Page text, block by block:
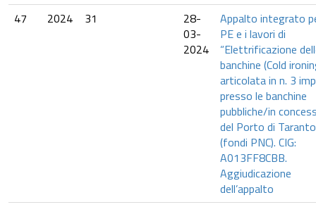
47
2024 31
28-
03-
2024
Appalto integrato
PE e i lavori di
“Elettrificazione
banchine (Cold
articolata in n. 3
presso le banchine
pubbliche/in
del Porto di Taranto
(fondi PNC). CIG:
A013FF8CBB.
Aggiudicazione
dell’appalto